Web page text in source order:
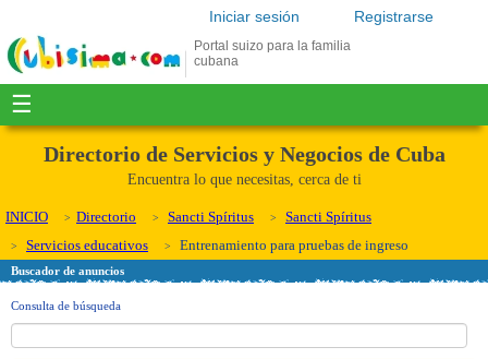
Registrarse
Iniciar sesión
Portal suizo para la familia
cubana
☰
Directorio de Servicios y Negocios de Cuba
Encuentra lo que necesitas, cerca de ti
INICIO Directorio Sancti Spíritus
Sancti Spíritus
Servicios educativos
Entrenamiento para pruebas de ingreso
Buscador de anuncios
Consulta de búsqueda